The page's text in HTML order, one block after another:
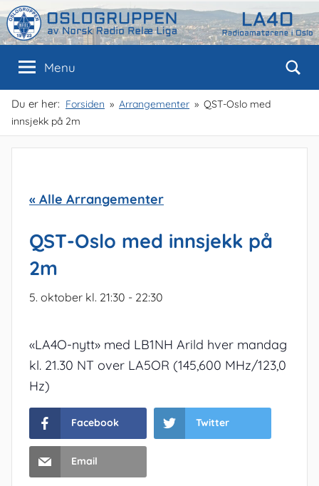
Skip
to
content
Oslogruppen
av
NRRL
Oslo
Menu
Du er her: Forsiden Arrangementer
QST-Oslo med
innsjekk på 2m
« Alle Arrangementer
QST-Oslo med innsjekk på
2m
5. oktober kl. 21:30 - 22:30
«LA4O-nytt» med LB1NH Arild hver mandag
kl. 21.30 NT over LA5OR (145,600 MHz/123,0
Hz)
Facebook Twitter
Email